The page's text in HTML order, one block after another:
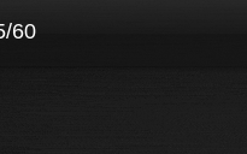
60